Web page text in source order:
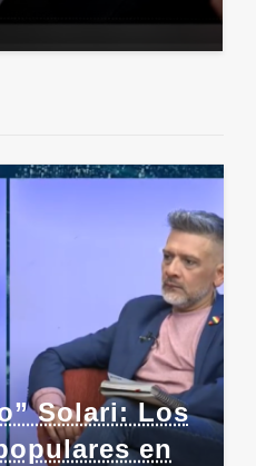
Solari: Los
en